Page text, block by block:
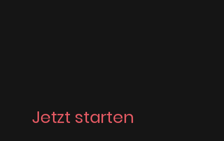
Jetzt starten